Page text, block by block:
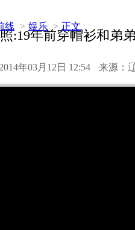
线 > 娱乐 > 正文
:19年前穿帽衫和弟
年03月12日 12:54 来源：